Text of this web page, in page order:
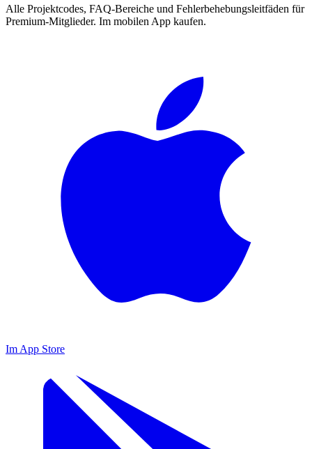
Alle Projektcodes, FAQ-Bereiche und Fehlerbehebungsleitfäden für
Premium-Mitglieder. Im mobilen App kaufen.
Im App Store